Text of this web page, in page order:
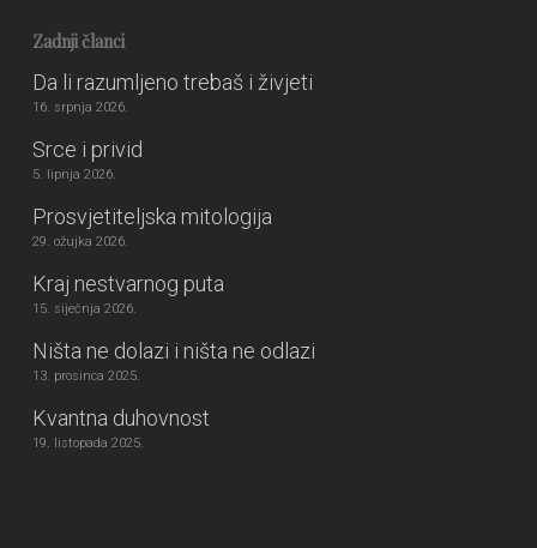
Zadnji članci
Da li razumljeno trebaš i živjeti
16. srpnja 2026.
Srce i privid
5. lipnja 2026.
Prosvjetiteljska mitologija
29. ožujka 2026.
Kraj nestvarnog puta
15. siječnja 2026.
Ništa ne dolazi i ništa ne odlazi
13. prosinca 2025.
Kvantna duhovnost
19. listopada 2025.